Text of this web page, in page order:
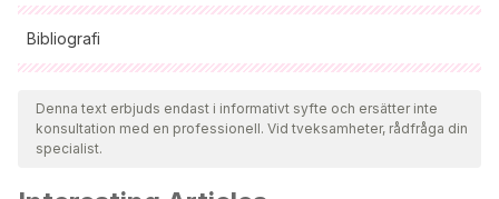
Bibliografi
Samtliga citerade källor har granskats noggrant av vårt team
för att säkerställa deras kvalitet, tillförlitlighet, aktualitet och
giltighet. Bibliografin för denna artikel ansågs vara tillförlitlig
Denna text erbjuds endast i informativt syfte och ersätter inte
konsultation med en professionell. Vid tveksamheter, rådfråga din
specialist.